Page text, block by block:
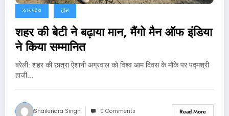
उत्तर प्रदेश होम
शहर की बेटी ने बढ़ाया मान, मैंगो मैन ऑफ इंडिया
ने किया सम्मानित
बरेली: शहर की छात्रा ऐशानी अग्रवाल को विश्व आम दिवस के मौके पर पद्मश्री
हाजी…
Shailendra Singh 0 Comments Read More